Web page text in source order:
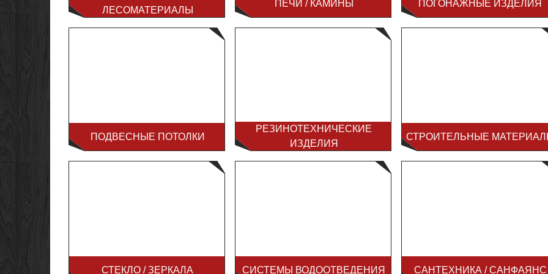
ЛЕСОМАТЕРИАЛЫ
ПЕЧИ / КАМИНЫ ПОГОНАЖНЫЕ ИЗДЕЛИЯ
ПОДВЕСНЫЕ ПОТОЛКИ
РЕЗИНОТЕХНИЧЕСКИЕ
ИЗДЕЛИЯ
СТРОИТЕЛЬНЫЕ
СТЕКЛО / ЗЕРКАЛА СИСТЕМЫ ВОДООТВЕДЕНИЯ САНТЕХНИКА / САНФАЯНС